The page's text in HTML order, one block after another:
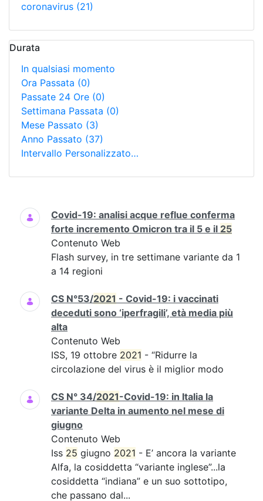
coronavirus (21)
Durata
In qualsiasi momento
Ora Passata (0)
Passate 24 Ore (0)
Settimana Passata (0)
Mese Passato (3)
Anno Passato (37)
Intervallo Personalizzato…
Ricerca
Covid-19: analisi acque reflue conferma
forte incremento Omicron tra il 5 e il 25
Contenuto Web
Flash survey, in tre settimane variante da 1
a 14 regioni
CS N°53/2021 - Covid-19: i vaccinati
deceduti sono ‘iperfragili’, età media più
alta
Contenuto Web
ISS, 19 ottobre 2021 - “Ridurre la
circolazione del virus è il miglior modo
CS N° 34/2021-Covid-19: in Italia la
variante Delta in aumento nel mese di
giugno
Contenuto Web
Iss 25 giugno 2021 - E’ ancora la variante
Alfa, la cosiddetta “variante inglese”...la
cosiddetta “indiana” e un suo sottotipo,
che passano dal...